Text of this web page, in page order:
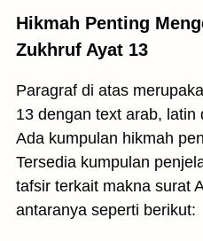
Hikmah Penting
Zukhruf Ayat 13
Paragraf di atas
13 dengan text arab, latin
Ada kumpulan hikmah
Tersedia kumpulan
tafsir terkait makna surat
antaranya seperti berikut: